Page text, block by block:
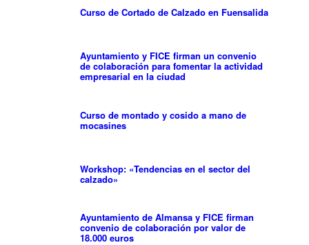
Curso de Cortado de Calzado en Fuensalida
Ayuntamiento y FICE firman un convenio
de colaboración para fomentar la actividad
empresarial en la ciudad
Curso de montado y cosido a mano de
mocasines
Workshop: «Tendencias en el sector del
calzado»
Ayuntamiento de Almansa y FICE firman
convenio de colaboración por valor de
18.000 euros